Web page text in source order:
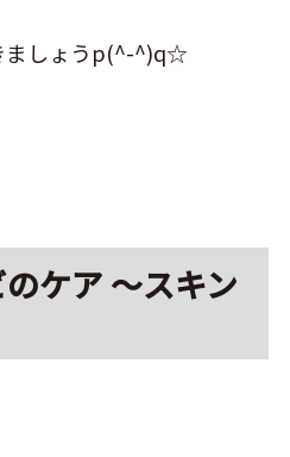
ましょうp(^-^)q☆
のケア ～スキン